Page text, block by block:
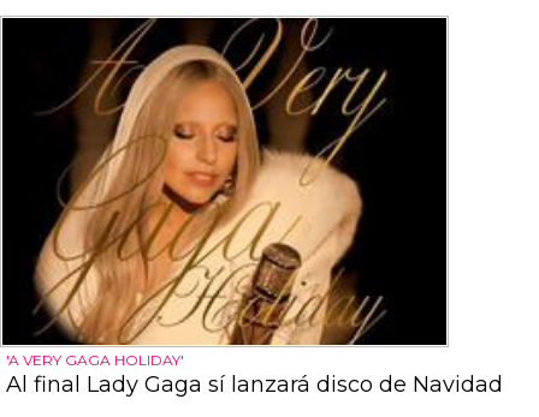
'A VERY GAGA HOLIDAY'
Al final Lady Gaga sí lanzará disco de Navidad